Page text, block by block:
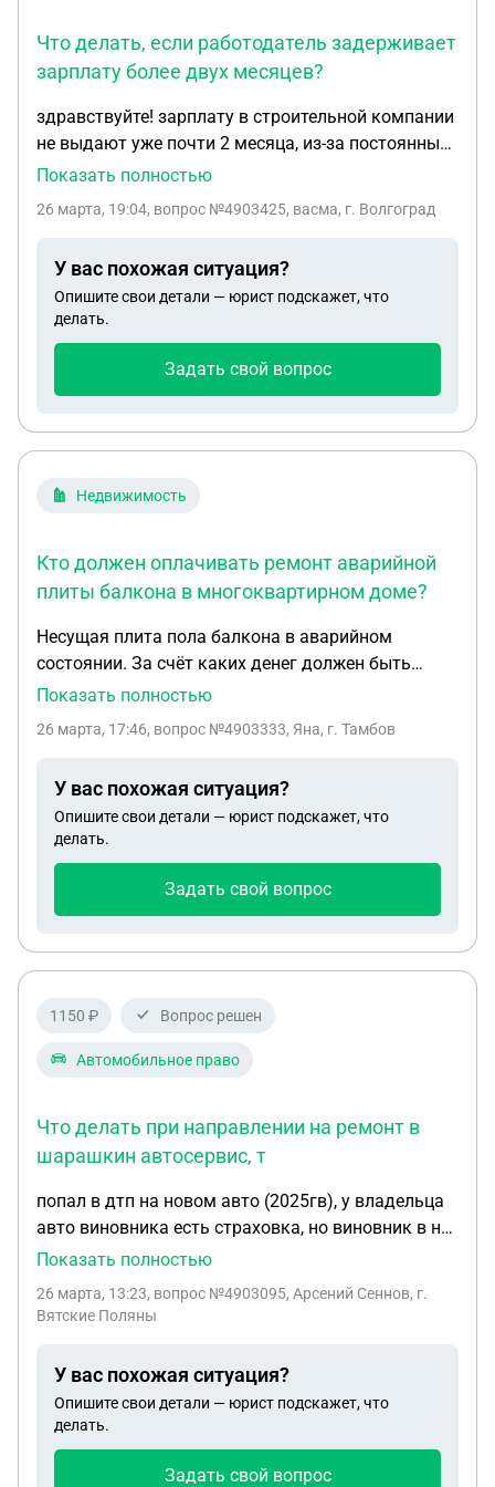
Что делать, если работодатель задерживает
зарплату более двух месяцев?
здравствуйте! зарплату в строительной компании
не выдают уже почти 2 месяца, из-за постоянных
задержек даты выдачи сместились - за январь
заплатили за февраль и март. подскажите,
ситуации? хочу для начала по письменному
уведомлению перестать ходить на работу, пока не
выдадут зарплату, но как это лучше сделать,
никаких претензий? что написать и когда
сыграет роль: нет гражданства россии, живу по
Показать полностью
26 марта, 19:04, вопрос №4903425, васма, г. Волгоград
У вас похожая ситуация?
Опишите свои детали — юрист подскажет, что
делать.
Задать свой вопрос
Недвижимость
Кто должен оплачивать ремонт аварийной
плиты балкона в многоквартирном доме?
Несущая плита пола балкона в аварийном
состоянии. За счёт каких денег должен быть
произведён ремонт. Главная по дому
текущий ремонт. Всё таки деньги берутся от
капитальный ремонт? или же оплату должна
взять на себя жилищная компания полностью
Показать полностью
26 марта, 17:46, вопрос №4903333, Яна, г. Тамбов
У вас похожая ситуация?
Опишите свои детали — юрист подскажет, что
делать.
Задать свой вопрос
1150 ₽ Вопрос решен
Автомобильное право
Что делать при направлении на ремонт в
шарашкин автосервис, т
попал в дтп на новом авто (2025гв), у владельца
авто виновника есть страховка, но виновник в нее
не вписан, авто в результате ДТП стал НЕ на ходу,
хранения) вызвал и оплатил эвакуатор 17 000
заявление на компенсацию расходов на
эвакуатор приложив акт выполненных работ, на
что получил отказ, страховая требует кассовый
чек в качестве подтверждения оплаты,
Показать полностью
26 марта, 13:23, вопрос №4903095, Арсений Сеннов, г.
Вятские Поляны
У вас похожая ситуация?
Опишите свои детали — юрист подскажет, что
делать.
Задать свой вопрос